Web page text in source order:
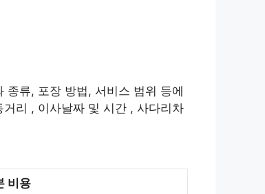
류, 포장 방법, 서비스 범위 등에
리 , 이사날짜 및 시간 , 사다리차
비용